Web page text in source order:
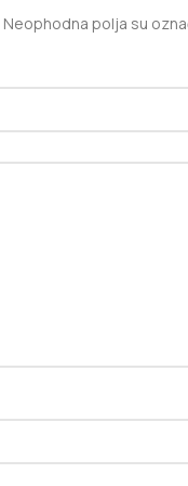
Neophodna polja su